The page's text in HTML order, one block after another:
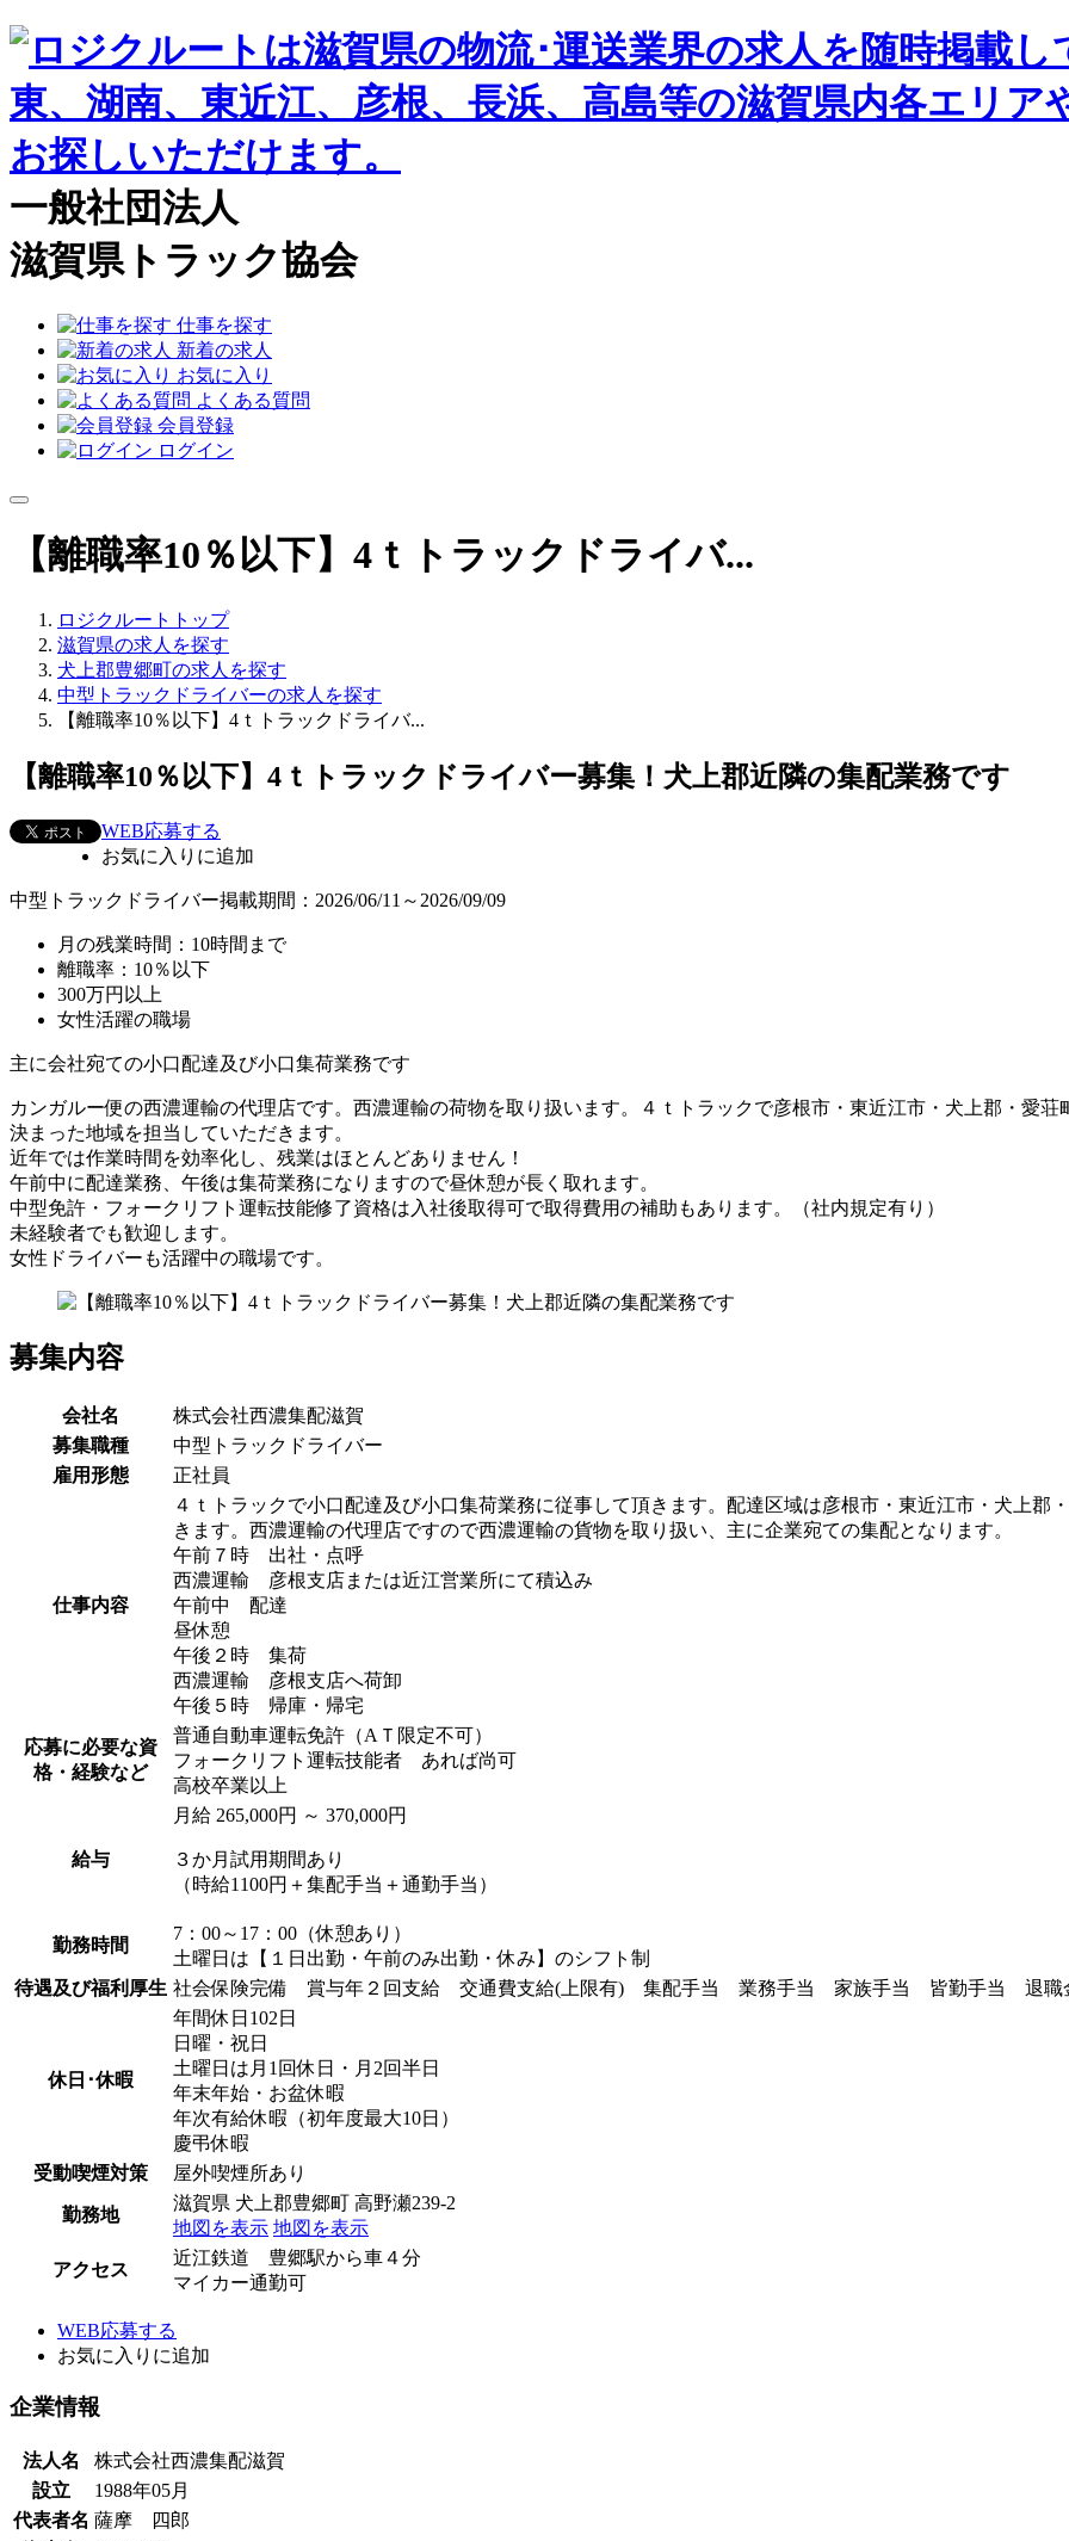
一般社団法人
滋賀県トラック協会
仕事を探す
新着の求人
お気に入り
よくある質問
会員登録
ログイン
【離職率10％以下】4ｔトラックドライバ...
ロジクルートトップ
滋賀県の求人を探す
犬上郡豊郷町の求人を探す
中型トラックドライバーの求人を探す
【離職率10％以下】4ｔトラックドライバ...
【離職率10％以下】4ｔトラックドライバー募集！犬上郡近隣の集配業務です
WEB応募する
お気に入り に追加
中型トラックドライバー掲載期間：2026/06/11～2026/09/09
月の残業時間：10時間まで
離職率：10％以下
300万円以上
女性活躍の職場
主に会社宛ての小口配達及び小口集荷業務です
カンガルー便の西濃運輸の代理店です。西濃運輸の荷物を取り扱います。４ｔトラックで彦根市・東近江市・犬上郡・愛
決まった地域を担当していただきます。
近年では作業時間を効率化し、残業はほとんどありません！
午前中に配達業務、午後は集荷業務になりますので昼休憩が長く取れます。
中型免許・フォークリフト運転技能修了資格は入社後取得可で取得費用の補助もあります。（社内規定有り）
未経験者でも歓迎します。
女性ドライバーも活躍中の職場です。
募集内容
会社名
株式会社西濃集配滋賀
募集職種
中型トラックドライバー
雇用形態
正社員
仕事内容
４ｔトラックで小口配達及び小口集荷業務に従事して頂きます。配達区域は彦根市・東近江市・犬上郡
きます。西濃運輸の代理店ですので西濃運輸の貨物を取り扱い、主に企業宛ての集配となります。
午前７時 出社・点呼
西濃運輸 彦根支店または近江営業所にて積込み
午前中 配達
昼休憩
午後２時 集荷
西濃運輸 彦根支店へ荷卸
午後５時 帰庫・帰宅
応募に必要な資
格・経験など
普通自動車運転免許（AＴ限定不可）
フォークリフト運転技能者 あれば尚可
高校卒業以上
給与
月給 265,000円 ～ 370,000円
３か月試用期間あり
（時給1100円＋集配手当＋通勤手当）
勤務時間
7：00～17：00（休憩あり）
土曜日は【１日出勤・午前のみ出勤・休み】のシフト制
待遇及び福利厚生 社会保険完備 賞与年２回支給 交通費支給(上限有) 集配手当 業務手当 家族手当 皆勤手当 退職
休日･休暇
年間休日102日
日曜・祝日
土曜日は月1回休日・月2回半日
年末年始・お盆休暇
年次有給休暇（初年度最大10日）
慶弔休暇
受動喫煙対策
屋外喫煙所あり
勤務地
滋賀県 犬上郡豊郷町 高野瀬239-2
地図を表示 地図を表示
アクセス
近江鉄道 豊郷駅から車４分
マイカー通勤可
WEB応募する
お気に入り に追加
企業情報
法人名
株式会社西濃集配滋賀
設立
1988年05月
代表者名 薩摩 四郎